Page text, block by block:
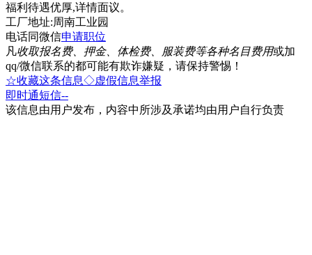
福利待遇优厚,详情面议。
工厂地址:周南工业园
电话同微信申请职位
凡收取报名费、押金、体检费、服装费等各种名目费用或加
qq/微信联系的都可能有欺诈嫌疑，请保持警惕！
☆收藏这条信息◇虚假信息举报
即时通短信--
该信息由用户发布，内容中所涉及承诺均由用户自行负责